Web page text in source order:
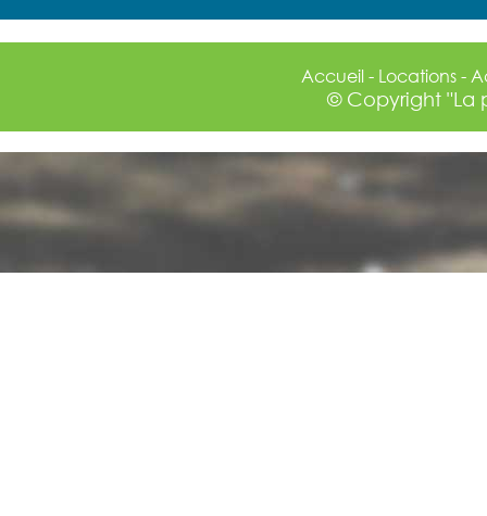
Accueil- Locations-
© Copyright "La